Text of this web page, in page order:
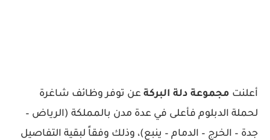
أعلنت مجموعة دلة البركة عن توفر وظائف شاغرة
لحملة الدبلوم فأعلى في عدة مدن بالمملكة (الرياض –
جدة – الخرج – الدمام – ينبع)، وذلك وفقاً لبقية التفاصيل